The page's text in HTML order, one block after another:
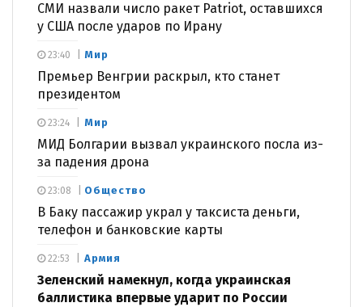
СМИ назвали число ракет Patriot, оставшихся
у США после ударов по Ирану
Мир
Премьер Венгрии раскрыл, кто станет
президентом
23:40
Мир
МИД Болгарии вызвал украинского посла из-
за падения дрона
23:24
Общество
В Баку пассажир украл у таксиста деньги,
телефон и банковские карты
23:08
Армия
Зеленский намекнул, когда украинская
баллистика впервые ударит по России
22:53